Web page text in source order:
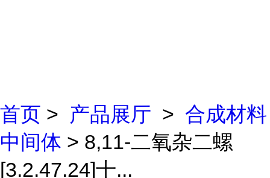
首页 > 产品展厅 > 合成材料
中间体 > 8,11-二氧杂二螺
[3.2.47.24]十...